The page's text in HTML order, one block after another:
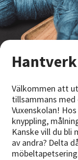
Starta
Cirkelledare
Nyheter
Avdelningar
Lyssna
Välkommen att
tillsammans
Vuxenskolan!
knyppling,
Kanske vill du bli
av andra? Delta